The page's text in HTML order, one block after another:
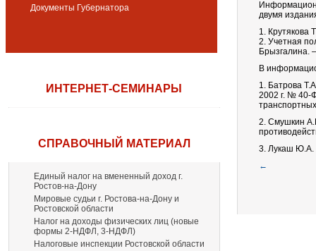
Документы Губернатора
ИНТЕРНЕТ-СЕМИНАРЫ
СПРАВОЧНЫЙ МАТЕРИАЛ
Единый налог на вмененный доход г.
Ростов-на-Дону
Мировые судьи г. Ростова-на-Дону и
Ростовской области
Налог на доходы физических лиц (новые
формы 2-НДФЛ, 3-НДФЛ)
Налоговые инспекции Ростовской области
двумя
1. Крутякова
2. Учетная
Брызгалина.
В
1. Батрова
2002 г. № 40-
2. Смушкин
3. Лукаш Ю.А.
←